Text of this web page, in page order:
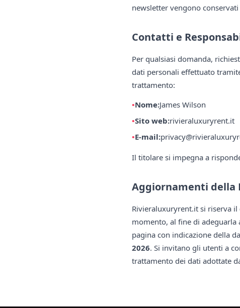
newsletter vengono
Contatti e
Per qualsiasi domanda,
dati personali effettuato
trattamento:
Nome:James Wilson
Sito web:rivieraluxuryrent.it
E-mail:
Il titolare si impegna a
Aggiornamenti della
Rivieraluxuryrent.it si riserva
momento, al fine di
pagina con indicazione della
2026. Si invitano gli utenti a
trattamento dei dati adottate